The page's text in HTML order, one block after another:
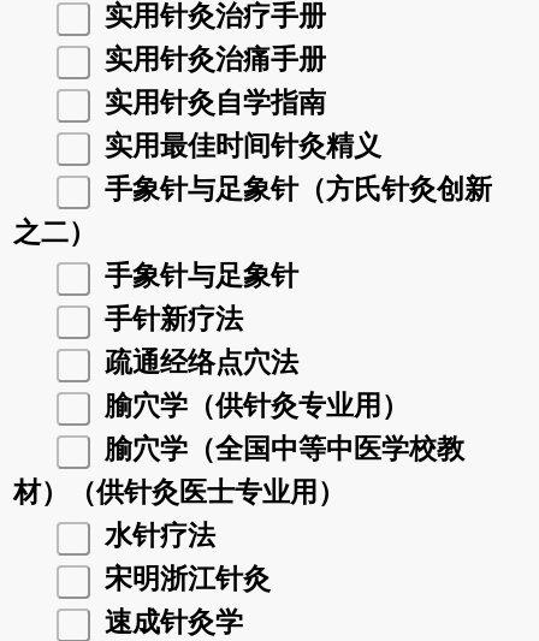
实用针灸治疗手册
实用针灸治痛手册
实用针灸自学指南
实用最佳时间针灸精义
手象针与足象针（方氏针灸创新
之二）
手象针与足象针
手针新疗法
疏通经络点穴法
腧穴学（供针灸专业用）
腧穴学（全国中等中医学校教
材）（供针灸医士专业用）
水针疗法
宋明浙江针灸
速成针灸学